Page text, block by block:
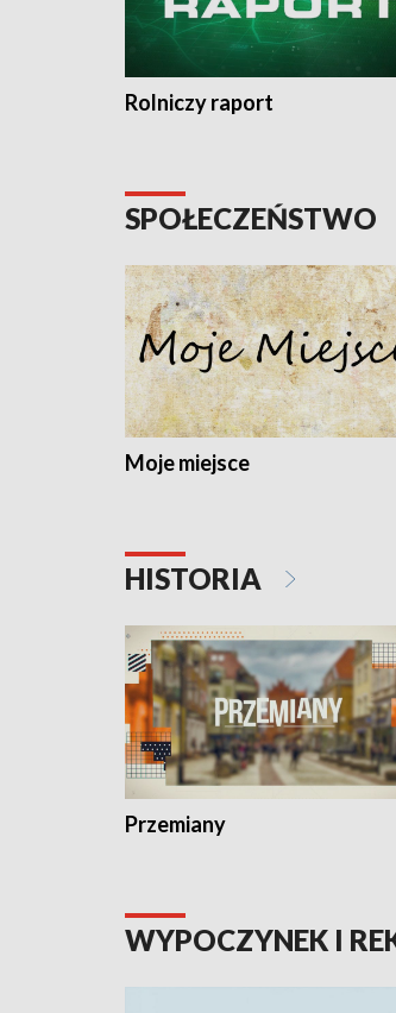
Rolniczy raport
SPOŁECZEŃSTWO
Moje miejsce
HISTORIA
Przemiany
WYPOCZYNEK I